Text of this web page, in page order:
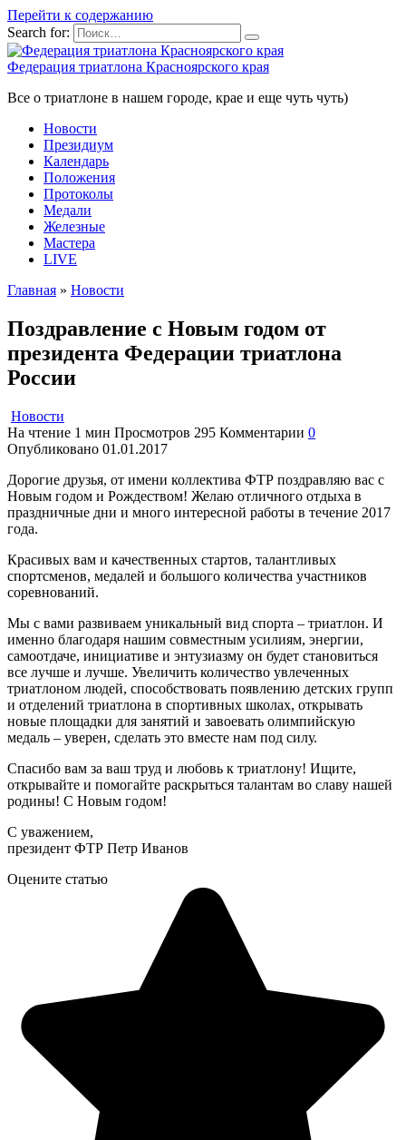
Перейти к содержанию
Search for:
Федерация триатлона Красноярского края
Все о триатлоне в нашем городе, крае и еще чуть чуть)
Новости
Президиум
Календарь
Положения
Протоколы
Медали
Железные
Мастера
LIVE
Главная » Новости
Поздравление с Новым годом от
президента Федерации триатлона
России
Новости
На чтение 1 мин Просмотров 295 Комментарии 0
Опубликовано 01.01.2017
Дорогие друзья, от имени коллектива ФТР поздравляю вас с
Новым годом и Рождеством! Желаю отличного отдыха в
праздничные дни и много интересной работы в течение 2017
года.
Красивых вам и качественных стартов, талантливых
спортсменов, медалей и большого количества участников
соревнований.
Мы с вами развиваем уникальный вид спорта – триатлон. И
именно благодаря нашим совместным усилиям, энергии,
самоотдаче, инициативе и энтузиазму он будет становиться
все лучше и лучше. Увеличить количество увлеченных
триатлоном людей, способствовать появлению детских групп
и отделений триатлона в спортивных школах, открывать
новые площадки для занятий и завоевать олимпийскую
медаль – уверен, сделать это вместе нам под силу.
Спасибо вам за ваш труд и любовь к триатлону! Ищите,
открывайте и помогайте раскрыться талантам во славу нашей
родины! С Новым годом!
С уважением,
президент ФТР Петр Иванов
Оцените статью